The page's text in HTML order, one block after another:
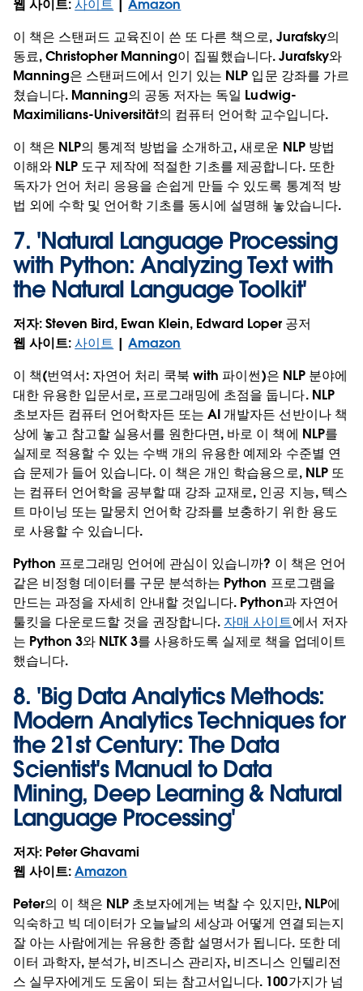
웹 사이트:사이트 |Amazon
이 책은 스탠퍼드 교육진이 쓴 또 다른 책으로, Jurafsky의
동료, Christopher Manning이 집필했습니다. Jurafsky와
Manning은 스탠퍼드에서 인기 있는 NLP 입문 강좌를 가르
쳤습니다. Manning의 공동 저자는 독일 Ludwig-
Maximilians-Universität의 컴퓨터 언어학 교수입니다.
이 책은 NLP의 통계적 방법을 소개하고, 새로운 NLP 방법
이해와 NLP 도구 제작에 적절한 기초를 제공합니다. 또한
독자가 언어 처리 응용을 손쉽게 만들 수 있도록 통계적 방
법 외에 수학 및 언어학 기초를 동시에 설명해 놓았습니다.
7. 'Natural Language Processing
with Python: Analyzing Text with
the Natural Language Toolkit'
저자: Steven Bird, Ewan Klein, Edward Loper 공저
웹 사이트:사이트 |Amazon
이 책(번역서: 자연어 처리 쿡북 with 파이썬)은 NLP 분야에
대한 유용한 입문서로, 프로그래밍에 초점을 둡니다. NLP
초보자든 컴퓨터 언어학자든 또는 AI 개발자든 선반이나 책
상에 놓고 참고할 실용서를 원한다면, 바로 이 책에 NLP를
실제로 적용할 수 있는 수백 개의 유용한 예제와 수준별 연
습 문제가 들어 있습니다. 이 책은 개인 학습용으로, NLP 또
는 컴퓨터 언어학을 공부할 때 강좌 교재로, 인공 지능, 텍스
트 마이닝 또는 말뭉치 언어학 강좌를 보충하기 위한 용도
로 사용할 수 있습니다.
Python 프로그래밍 언어에 관심이 있습니까? 이 책은 언어
같은 비정형 데이터를 구문 분석하는 Python 프로그램을
만드는 과정을 자세히 안내할 것입니다. Python과 자연어
툴킷을 다운로드할 것을 권장합니다. 자매 사이트에서 저자
는 Python 3와 NLTK 3를 사용하도록 실제로 책을 업데이트
했습니다.
8. 'Big Data Analytics Methods:
Modern Analytics Techniques for
the 21st Century: The Data
Scientist's Manual to Data
Mining, Deep Learning & Natural
Language Processing'
저자: Peter Ghavami
웹 사이트:Amazon
Peter의 이 책은 NLP 초보자에게는 벅찰 수 있지만, NLP에
익숙하고 빅 데이터가 오늘날의 세상과 어떻게 연결되는지
잘 아는 사람에게는 유용한 종합 설명서가 됩니다. 또한 데
이터 과학자, 분석가, 비즈니스 관리자, 비즈니스 인텔리전
스 실무자에게도 도움이 되는 참고서입니다. 100가지가 넘